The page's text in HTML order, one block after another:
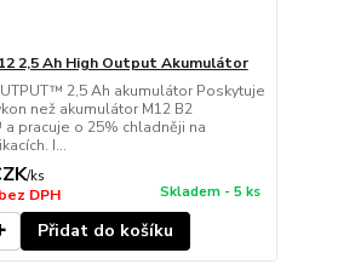
2,5 Ah High Output Akumulátor
2,5 Ah akumulátor Poskytuje
než akumulátor M12 B2
a pracuje o 25% chladněji na
I...
/ks
bez DPH Skladem - 5 ks
Přidat do košíku